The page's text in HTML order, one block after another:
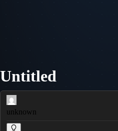
Untitled
unknown